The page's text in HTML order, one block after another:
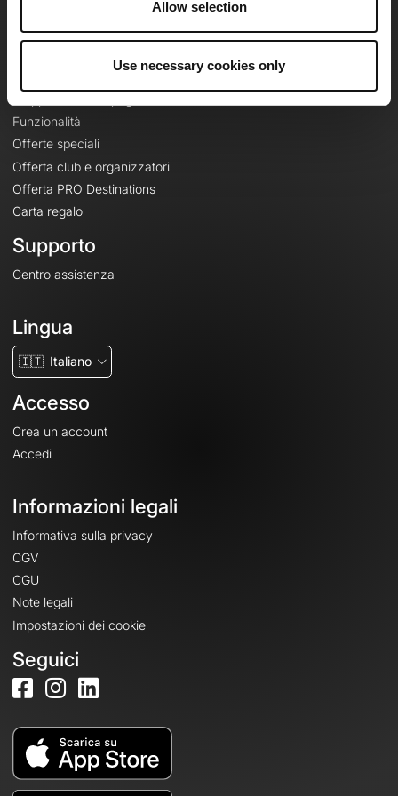
Allow selection
Use necessary cookies only
Le Mag'
Funzionalità
Offerte speciali
Offerta club e organizzatori
Offerta PRO Destinations
Carta regalo
Supporto
Centro assistenza
Lingua
🇮🇹 Italiano
Accesso
Crea un account
Accedi
Informazioni legali
Informativa sulla privacy
CGV
CGU
Note legali
Impostazioni dei cookie
Seguici